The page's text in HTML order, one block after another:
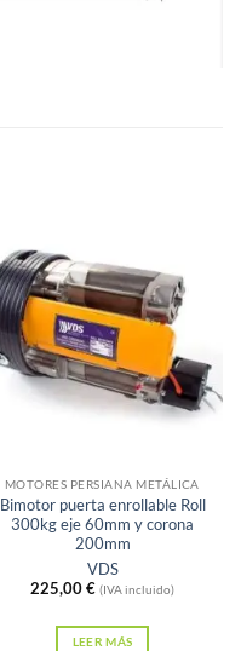
MOTORES PERSIANA METÁLICA
Bimotor puerta enrollable Roll
300kg eje 60mm y corona
200mm
VDS
225,00€ (IVA incluido)
LEER MÁS